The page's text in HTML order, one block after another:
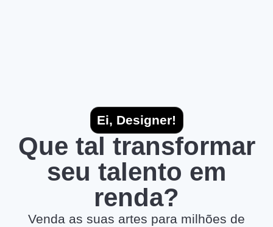
Ei, Designer!
Que tal transformar
seu talento em
renda?
Venda as suas artes para milhões de